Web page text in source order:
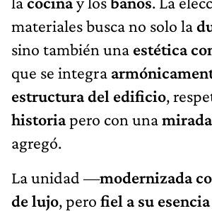
materiales busca no solo la
sino también una estética
que se integra
estructura del edificio,
historiapero con una
agregó.
La unidad —modernizada
de lujo, pero fiel a su